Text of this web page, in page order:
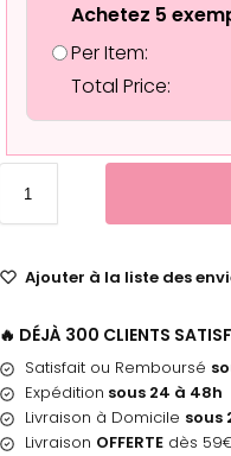
Achetez 5
Per Item:
Total Price:
Ajouter à la liste des
🔥 DÉJÀ 300 CLIENTS
Satisfait ou Remboursé
Expédition sous 24 à 48h
Livraison à Domicile sous
Livraison OFFERTEdès